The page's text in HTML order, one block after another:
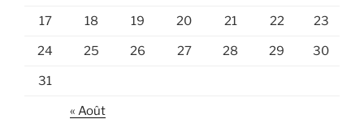
17 18 19 20 21 22 23
24 25 26 27 28 29 30
31
« Août